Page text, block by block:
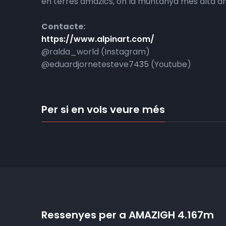
Contacte:
https://www.alpinart.com/
@ralda_world (Instagram)
@eduardjornetesteve7435 (Youtube)
Per si en vols veure més
Ressenyes per a AMAZIGH 4.167m